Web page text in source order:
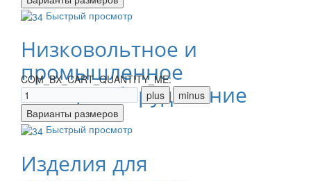
Быстрый просмотр
Низковольтное и
промышленное
электрооборудование
COM_BX_CART_QUANTITY_ME:
Быстрый просмотр
Изделия для